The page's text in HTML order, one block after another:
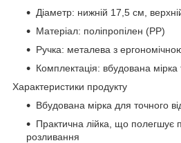
Діаметр: нижній 17,5 см,
Матеріал: поліпропілен (PP)
Ручка: металева з
Комплектація: вбудована
Характеристики продукту
Вбудована мірка для точного
Практична лійка, що полегшує
розливання